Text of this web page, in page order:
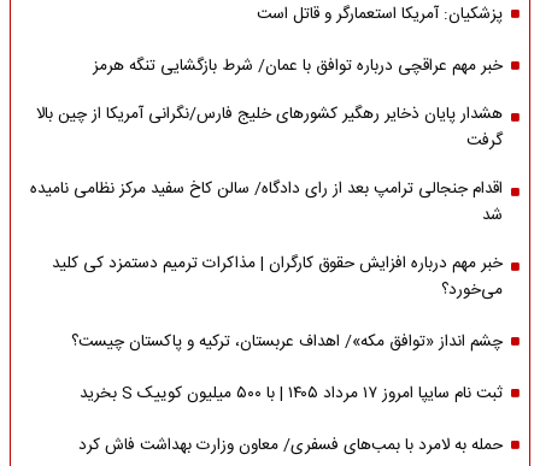
پزشکیان: آمریکا استعمارگر و قاتل است
خبر مهم عراقچی درباره توافق با عمان/ شرط بازگشایی تنگه هرمز
هشدار پایان ذخایر رهگیر کشورهای خلیج فارس/نگرانی آمریکا از چین بالا
گرفت
اقدام جنجالی ترامپ بعد از رای دادگاه/ سالن کاخ سفید مرکز نظامی نامیده
شد
خبر مهم درباره افزایش حقوق کارگران | مذاکرات ترمیم دستمزد کی کلید
می‌خورد؟
چشم انداز «توافق مکه»/ اهداف عربستان، ترکیه و پاکستان چیست؟
ثبت نام سایپا امروز ۱۷ مرداد ۱۴۰۵ | با ۵۰۰ میلیون کوییک S بخرید
حمله به لامرد با بمب‌های فسفری/ معاون وزارت بهداشت فاش کرد